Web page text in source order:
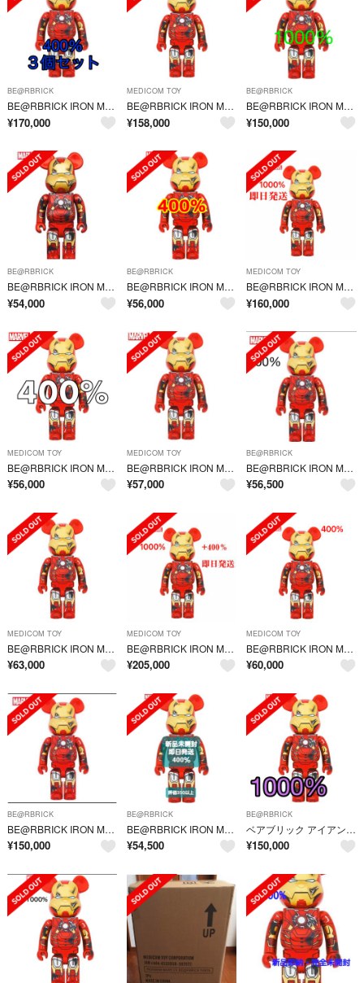
BE@RBRICK
BE@RBRICK IRON MAN MARK VII DAMAGE Ver.
¥170,000
MEDICOM TOY
BE@RBRICK IRON MAN MARK VII DAMAGE Ver.
¥158,000
BE@RBRICK
BE@RBRICK IRON MAN MARK VII DAMAGE Ver.
¥150,000
BE@RBRICK
BE@RBRICK IRON MAN MARK VII DAMAGE Ver.
¥54,000
BE@RBRICK
BE@RBRICK IRON MAN MARK VII DAMAGE Ver
¥56,000
MEDICOM TOY
BE@RBRICK IRON MAN MARK VII DAMAGE Ver.
¥160,000
MEDICOM TOY
BE@RBRICK IRON MAN MARK VII DAMAGE Ver.
¥56,000
MEDICOM TOY
BE@RBRICK IRON MAN MARK VII DAMAGE Ver.
¥57,000
BE@RBRICK
BE@RBRICK IRON MAN MARK VII DAMAGE Ver.
¥56,500
MEDICOM TOY
BE@RBRICK IRON MAN MARK VII DAMAGE Ver.
¥63,000
MEDICOM TOY
BE@RBRICK IRON MAN MARK VII DAMAGE Ver.
¥205,000
MEDICOM TOY
BE@RBRICK IRON MAN MARK VII DAMAGE Ver.
¥60,000
BE@RBRICK
BE@RBRICK IRON MAN MARK VII DAMAGE Ver.
¥150,000
BE@RBRICK
BE@RBRICK IRON MAN MARK VII DAMAGE Ver.
¥54,500
BE@RBRICK
ベアブリック アイアンマン MARK VII DAMAGE Ver. 1000％
¥150,000